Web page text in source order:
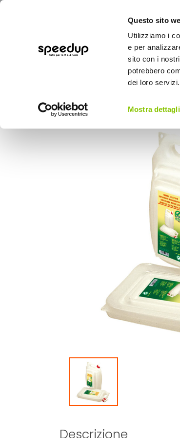
Questo sito
Utilizziamo i
e per
sito con i
potrebbero
dei loro servizi.
Mostra dettagli
BICI
Home
Descrizione